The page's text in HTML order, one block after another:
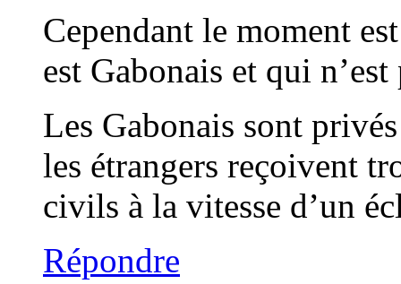
Cependant le moment
est Gabonais et qui
Les Gabonais sont
les étrangers reçoivent
civils à la vitesse d’un
Répondre